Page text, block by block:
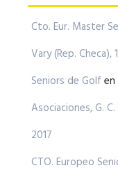
Cto. Eur. Master
Vary (Rep.
Seniors de Golf en
Asociaciones, G.
2017
CTO. Europeo